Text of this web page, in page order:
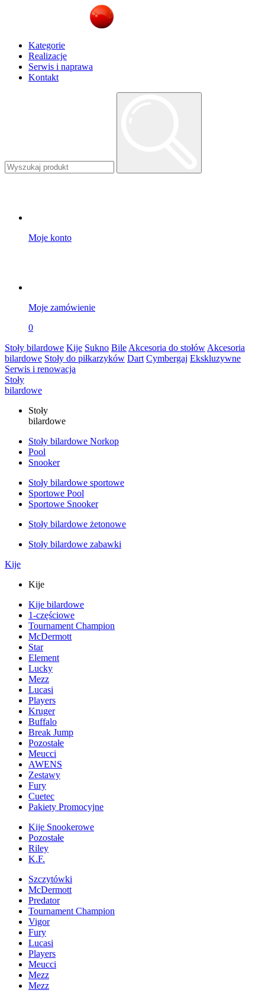
Kategorie
Realizacje
Serwis i naprawa
Kontakt
Moje konto
Moje zamówienie
0
Stoły bilardowe Kije Sukno Bile Akcesoria do stołów Akcesoria
bilardowe Stoły do piłkarzyków Dart Cymbergaj Ekskluzywne
Serwis i renowacja
Stoły
bilardowe
Stoły
bilardowe
Stoły bilardowe Norkop
Pool
Snooker
Stoły bilardowe sportowe
Sportowe Pool
Sportowe Snooker
Stoły bilardowe żetonowe
Stoły bilardowe zabawki
Kije
Kije
Kije bilardowe
1-częściowe
Tournament Champion
McDermott
Star
Element
Lucky
Mezz
Lucasi
Players
Kruger
Buffalo
Break Jump
Pozostałe
Meucci
AWENS
Zestawy
Fury
Cuetec
Pakiety Promocyjne
Kije Snookerowe
Pozostałe
Riley
K.F.
Szczytówki
McDermott
Predator
Tournament Champion
Vigor
Fury
Lucasi
Players
Meucci
Mezz
Mezz